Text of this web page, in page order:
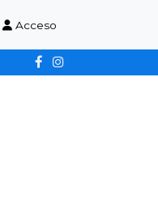
Acceso